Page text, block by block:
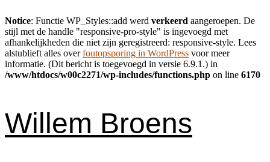
Notice: Functie WP_Styles::add werd verkeerd aangeroepen. De
stijl met de handle "responsive-pro-style" is ingevoegd met
afhankelijkheden die niet zijn geregistreerd: responsive-style. Lees
alstublieft alles overfoutopsporing in WordPress voor meer
informatie. (Dit bericht is toegevoegd in versie 6.9.1.) in
/www/htdocs/w00c2271/wp-includes/functions.php on line 6170
Willem Broens